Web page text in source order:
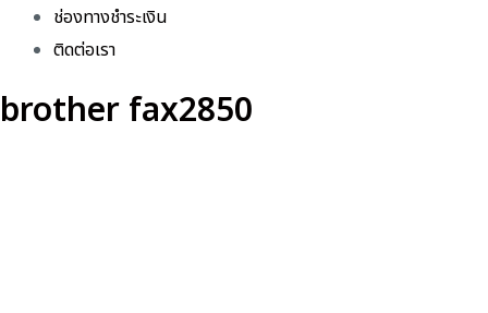
ช่องทางชำระเงิน
ติดต่อเรา
brother fax2850